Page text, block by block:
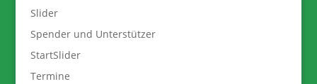
Slider
Spender und Unterstützer
StartSlider
Termine